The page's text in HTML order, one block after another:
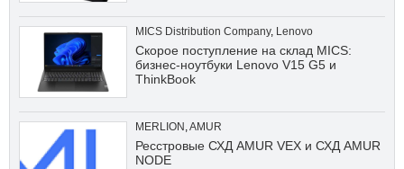
MICS Distribution Company, Lenovo
Скорое поступление на склад MICS:
бизнес-ноутбуки Lenovo V15 G5 и
ThinkBook
MERLION ,AMUR
Ресстровые СХД AMUR VEX и СХД AMUR
NODE